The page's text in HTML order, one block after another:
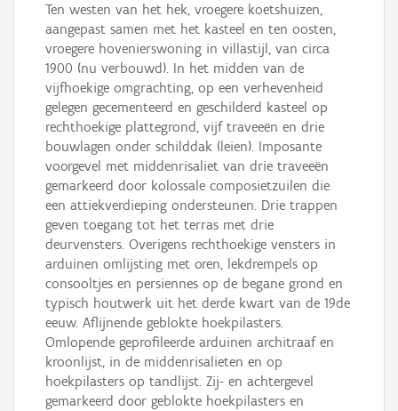
Ten westen van het hek, vroegere koetshuizen,
aangepast samen met het kasteel en ten oosten,
vroegere hovenierswoning in villastijl, van circa
1900 (nu verbouwd). In het midden van de
vijfhoekige omgrachting, op een verhevenheid
gelegen gecementeerd en geschilderd kasteel op
rechthoekige plattegrond, vijf traveeën en drie
bouwlagen onder schilddak (leien). Imposante
voorgevel met middenrisaliet van drie traveeën
gemarkeerd door kolossale composietzuilen die
een attiekverdieping ondersteunen. Drie trappen
geven toegang tot het terras met drie
deurvensters. Overigens rechthoekige vensters in
arduinen omlijsting met oren, lekdrempels op
consooltjes en persiennes op de begane grond en
typisch houtwerk uit het derde kwart van de 19de
eeuw. Aflijnende geblokte hoekpilasters.
Omlopende geprofileerde arduinen architraaf en
kroonlijst, in de middenrisalieten en op
hoekpilasters op tandlijst. Zij- en achtergevel
gemarkeerd door geblokte hoekpilasters en